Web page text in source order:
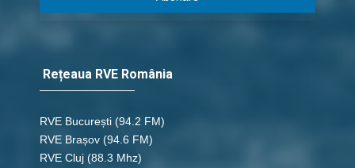
Rețeaua RVE România
RVE București (94.2 FM)
RVE Brașov (94.6 FM)
RVE Cluj (88.3 Mhz)